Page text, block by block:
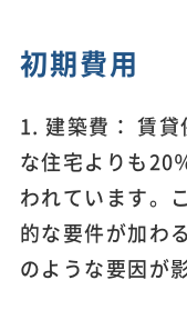
初期費用
1. 建築費： 賃
な住宅よりも20
われています。
的な要件が加わ
のような要因が